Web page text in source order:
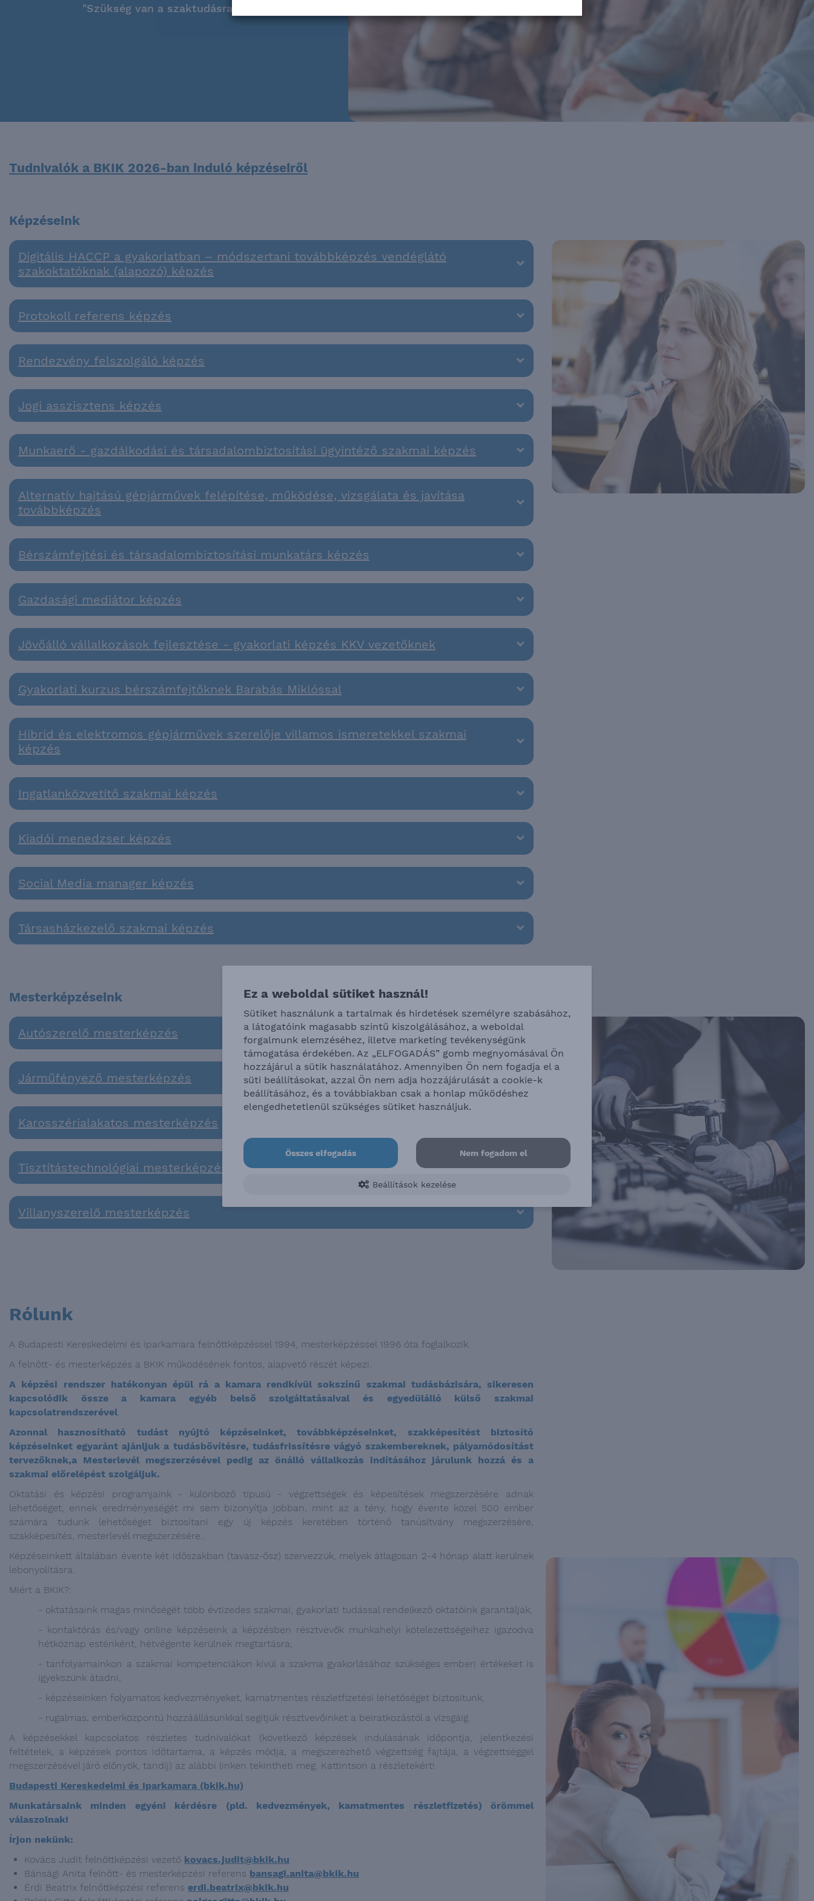
"Szükség van a szaktudásra!"
Tudnivalók a BKIK 2026-ban induló képzéseiről
Képzéseink
Digitális HACCP a gyakorlatban – módszertani továbbképzés vendéglátó
szakoktatóknak (alapozó) képzés
Protokoll referens képzés
Rendezvény felszolgáló képzés
Jogi asszisztens képzés
Munkaerő - gazdálkodási és társadalombiztosítási ügyintéző szakmai képzés
Alternatív hajtású gépjárművek felépítése, működése, vizsgálata és javítása
továbbképzés
Bérszámfejtési és társadalombiztosítási munkatárs képzés
Gazdasági mediátor képzés
Jövőálló vállalkozások fejlesztése - gyakorlati képzés KKV vezetőknek
Gyakorlati kurzus bérszámfejtőknek Barabás Miklóssal
Hibrid és elektromos gépjárművek szerelője villamos ismeretekkel szakmai
képzés
Ingatlanközvetítő szakmai képzés
Kiadói menedzser képzés
Social Media manager képzés
Társasházkezelő szakmai képzés
Mesterképzéseink
Autószerelő mesterképzés
Járműfényező mesterképzés
Karosszérialakatos mesterképzés
Tisztítástechnológiai mesterképzés
Villanyszerelő mesterképzés
Rólunk
A Budapesti Kereskedelmi és Iparkamara felnőttképzéssel 1994, mesterképzéssel 1996 óta foglalkozik.
A felnőtt- és mesterképzés a BKIK működésének fontos, alapvető részét képezi.
A képzési rendszer hatékonyan épül rá a kamara rendkívül sokszínű szakmai tudásbázisára, sikeresen
kapcsolódik össze a kamara egyéb belső szolgáltatásaival és egyedülálló külső szakmai
kapcsolatrendszerével.
Azonnal hasznosítható tudást nyújtó képzéseinket, továbbképzéseinket, szakképesítést biztosító
képzéseinket egyaránt ajánljuk a tudásbővítésre, tudásfrissítésre vágyó szakembereknek, pályamódosítást
tervezőknek,a Mesterlevél megszerzésével pedig az önálló vállalkozás indításához járulunk hozzá és a
szakmai előrelépést szolgáljuk.
Oktatási és képzési programjaink - különböző típusú - végzettségek és képesítések megszerzésére adnak
lehetőséget, ennek eredményeségét mi sem bizonyítja jobban, mint az a tény, hogy évente közel 500 ember
számára tudunk lehetőséget biztosítani egy új képzés keretében történő tanúsítvány megszerzésére,
szakképesítés, mesterlevél megszerzésére..
Képzéseinkett általában évente két időszakban (tavasz-ősz) szervezzük, melyek átlagosan 2-4 hónap alatt kerülnek
lebonyolításra.
Miért a BKIK?:
- oktatásaink magas minőségét több évtizedes szakmai, gyakorlati tudással rendelkező oktatóink garantálják,
- kontaktórás és/vagy online képzéseink a képzésben résztvevők munkahelyi kötelezettségeihez igazodva
hétköznap esténként, hétvégente kerülnek megtartásra,
- tanfolyamainkon a szakmai kompetenciákon kívül a szakma gyakorlásához szükséges emberi értékeket is
igyekszünk átadni,
- képzéseinken folyamatos kedvezményeket, kamatmentes részletfizetési lehetőséget biztosítunk,
- rugalmas, emberközpontú hozzáállásunkkal segítjük résztvevőinket a beiratkozástól a vizsgáig.
A képzésekkel kapcsolatos részletes tudnivalókat (következő képzések indulásának időpontja, jelentkezési
feltételek, a képzések pontos időtartama, a képzés módja, a megszerezhető végzettség fajtája, a végzettséggel
megszerzésével járó előnyök, tandíj) az alábbi linken tekintheti meg. Kattintson a részletekért!
Budapesti Kereskedelmi és Iparkamara (bkik.hu)
Munkatársaink minden egyéni kérdésre (pld. kedvezmények, kamatmentes részletfizetés) örömmel
válaszolnak!
Írjon nekünk:
Kovács Judit felnőttképzési vezető kovacs.judit@bkik.hu
Bánsági Anita felnőtt- és mesterképzési referens bansagi.anita@bkik.hu
Érdi Beatrix felnőttképzési referens erdi.beatrix@bkik.hu
Ez a weboldal sütiket használ!
Sütiket használunk a tartalmak és hirdetések személyre szabásához,
a látogatóink magasabb szintű kiszolgálásához, a weboldal
forgalmunk elemzéséhez, illetve marketing tevékenységünk
támogatása érdekében. Az „ELFOGADÁS” gomb megnyomásával Ön
hozzájárul a sütik használatához. Amennyiben Ön nem fogadja el a
süti beállításokat, azzal Ön nem adja hozzájárulását a cookie-k
beállításához, és a továbbiakban csak a honlap működéshez
elengedhetetlenül szükséges sütiket használjuk.
Összes elfogadás Nem fogadom el
Beállítások kezelése